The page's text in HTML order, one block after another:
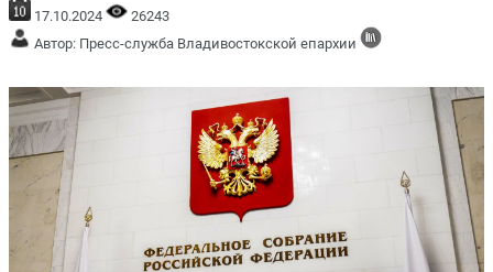
17.10.2024
26243
Автор: Пресс-служба Владивостокской епархии